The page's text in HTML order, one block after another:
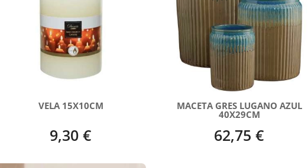
VELA 15X10CM
9,30 €
MACETA GRES LUGANO AZUL
40X29CM
62,75 €